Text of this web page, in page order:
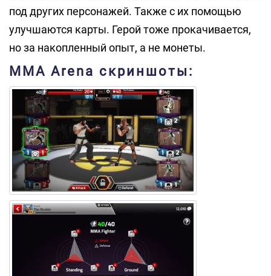
под других персонажей. Также с их помощью
улучшаются карты. Герой тоже прокачивается,
но за накопленный опыт, а не монеты.
MMA Arena скриншоты: